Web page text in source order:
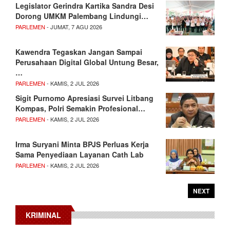
Legislator Gerindra Kartika Sandra Desi
Dorong UMKM Palembang Lindungi…
PARLEMEN - JUMAT, 7 AGU 2026
Kawendra Tegaskan Jangan Sampai
Perusahaan Digital Global Untung Besar,
…
PARLEMEN - KAMIS, 2 JUL 2026
Sigit Purnomo Apresiasi Survei Litbang
Kompas, Polri Semakin Profesional…
PARLEMEN - KAMIS, 2 JUL 2026
Irma Suryani Minta BPJS Perluas Kerja
Sama Penyediaan Layanan Cath Lab
PARLEMEN - KAMIS, 2 JUL 2026
NEXT
KRIMINAL